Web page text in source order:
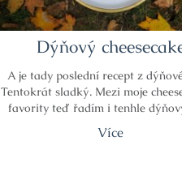
Dýňový
A je tady poslední recept z
Tentokrát sladký. Mezi moje
favority teď řadím i tenhle
Více